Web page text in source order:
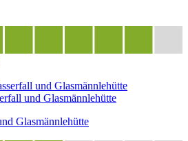
und Glasmännlehütte
Glasmännlehütte